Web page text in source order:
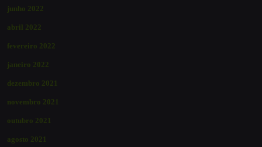
junho 2022
abril 2022
fevereiro 2022
janeiro 2022
dezembro 2021
novembro 2021
outubro 2021
agosto 2021